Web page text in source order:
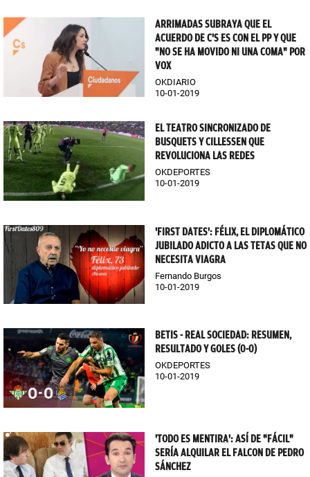
ARRIMADAS SUBRAYA QUE EL
ACUERDO DE C'S ES CON EL PP Y QUE
"NO SE HA MOVIDO NI UNA COMA" POR
VOX
OKDIARIO
10-01-2019
EL TEATRO SINCRONIZADO DE
BUSQUETS Y CILLESSEN QUE
REVOLUCIONA LAS REDES
OKDEPORTES
10-01-2019
'FIRST DATES': FÉLIX, EL DIPLOMÁTICO
JUBILADO ADICTO A LAS TETAS QUE NO
NECESITA VIAGRA
Fernando Burgos
10-01-2019
BETIS - REAL SOCIEDAD: RESUMEN,
RESULTADO Y GOLES (0-0)
OKDEPORTES
10-01-2019
'TODO ES MENTIRA': ASÍ DE "FÁCIL"
SERÍA ALQUILAR EL FALCON DE PEDRO
SÁNCHEZ